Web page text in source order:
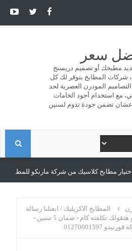
سعر
مطبخك أو تصميم دريسنج
شركات المطابخ بتوفر لك كل
المودرن العصرية لحد
مع استخدام أجود الخامات
عشان تضمن جودة تدوم لسنين
ا
مطابخ كلاسيك من شركة مارنكو للمطابخ
المطابخ الاكريليك / ابعتلنا رسالة
بمقاس المطبخ اللى محتاجه و هنقولك تكلفته كام - ضمان 5 سنين -
01270001597